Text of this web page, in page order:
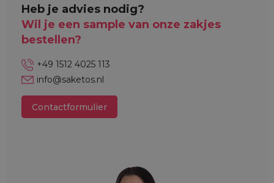
Heb je advies nodig?
Wil je een sample van onze zakjes
bestellen?
+49 1512 4025 113
info@saketos.nl
Contactformulier